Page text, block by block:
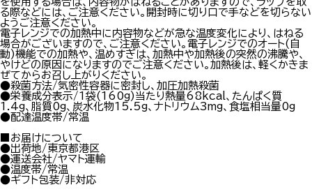
る際などには、ご注意ください。開封時に切り口で手などを切らない
ようご注意ください。
電子レンジでの加熱中に内容物などが急な温度変化により、はねる
場合がございますので、ご注意ください。電子レンジでのオート(自
動)機能での加熱や、温めすぎは、加熱中や加熱後の突然の沸騰や、
やけどの原因になりますのでご注意ください。加熱後は、軽くかきま
ぜてからお召し上がりください。
●殺菌方法/気密性容器に密封し、加圧加熱殺菌
●栄養成分表示/1袋(160g)当たり熱量68kcal、たんぱく質
1.4g、脂質0g、炭水化物15.5g、ナトリウム3mg、食塩相当量0g
●配達温度帯/常温
■お届けについて
●出荷地/東京都港区
●運送会社/ヤマト運輸
●温度帯/常温
●ギフト包装/非対応